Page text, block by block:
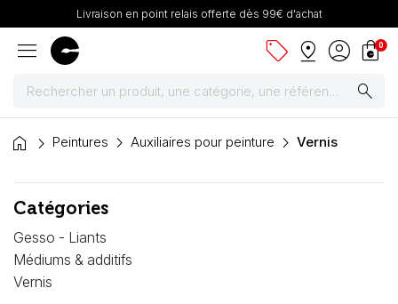
Livraison en point relais offerte dès 99€ d'achat
menu sell pin_drop account_circle shopping_bag
0
search
Peintures
Pinceaux & fournitures
Châssis, toiles & chevalets
Papiers
home Peintures Auxiliaires pour peinture Vernis
Catégories
Gesso - Liants
Médiums & additifs
Vernis